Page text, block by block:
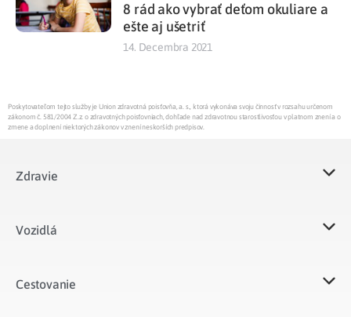
8 rád ako vybrať deťom okuliare a
ešte aj ušetriť
14. Decembra 2021
Poskytovateľom tejto služby je Union zdravotná poisťovňa, a. s., ktorá vykonáva svoju činnosť v rozsahu určenom
zákonom č. 581/2004 Z.z. o zdravotných poisťovniach, dohľade nad zdravotnou starostlivosťou v platnom znení a o
zmene a doplnení niektorých zákonov v znení neskorších predpisov.
Zdravie
Vozidlá​
Cestovanie